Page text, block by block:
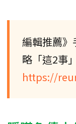
編輯推薦》
略「這2事
https://